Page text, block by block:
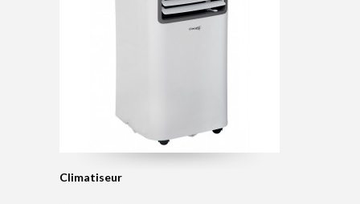
Climatiseur